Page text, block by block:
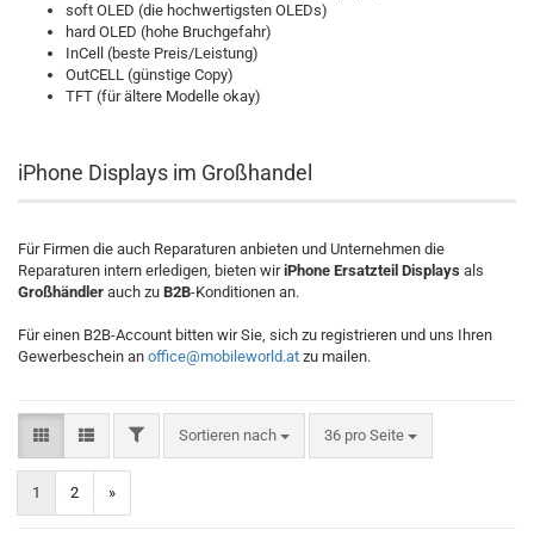
soft OLED (die hochwertigsten OLEDs)
hard OLED (hohe Bruchgefahr)
InCell (beste Preis/Leistung)
OutCELL (günstige Copy)
TFT (für ältere Modelle okay)
iPhone Displays im Großhandel
Für Firmen die auch Reparaturen anbieten und Unternehmen die
Reparaturen intern erledigen, bieten wiriPhone Ersatzteil Displays als
Großhändler auch zu B2B-Konditionen an.
Für einen B2B-Account bitten wir Sie, sich zu registrieren und uns Ihren
Gewerbeschein an office@mobileworld.at zu mailen.
FILTERSortieren nach
Sortieren nach 36 pro Seite
pro Seite
1 2 »